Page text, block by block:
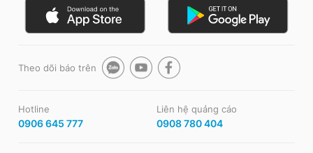
Theo dõi báo trên
Hotline
0906 645 777
Liên hệ quảng cáo
0908 780 404